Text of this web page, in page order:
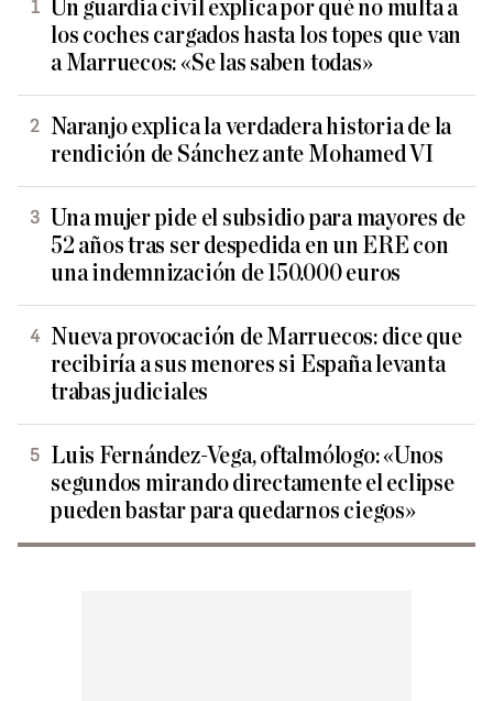
Un guardia civil explica por qué no multa a
los coches cargados hasta los topes que van
a Marruecos: «Se las saben todas»
Naranjo explica la verdadera historia de la
rendición de Sánchez ante Mohamed VI
Una mujer pide el subsidio para mayores de
52 años tras ser despedida en un ERE con
una indemnización de 150.000 euros
Nueva provocación de Marruecos: dice que
recibiría a sus menores si España levanta
trabas judiciales
Luis Fernández-Vega, oftalmólogo: «Unos
segundos mirando directamente el eclipse
pueden bastar para quedarnos ciegos»